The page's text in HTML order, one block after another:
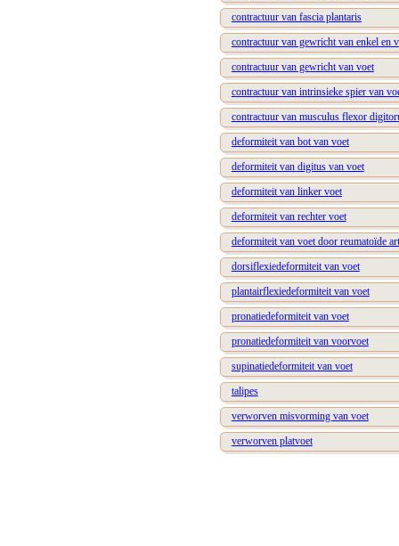
contractuur van fascia plantaris
contractuur van gewricht van enkel en
contractuur van gewricht van voet
contractuur van intrinsieke spier van
contractuur van musculus flexor
deformiteit van bot van voet
deformiteit van digitus van voet
deformiteit van linker voet
deformiteit van rechter voet
deformiteit van voet door reumatoïde
dorsiflexiedeformiteit van voet
plantairflexiedeformiteit van voet
pronatiedeformiteit van voet
pronatiedeformiteit van voorvoet
supinatiedeformiteit van voet
talipes
verworven misvorming van voet
verworven platvoet